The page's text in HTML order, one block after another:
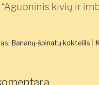
kivių ir
Bananų-špinatų kokteilis |